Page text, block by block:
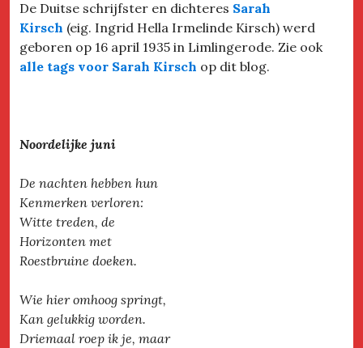
De Duitse schrijfster en dichteres Sarah
Kirsch (eig. Ingrid Hella Irmelinde Kirsch) werd
geboren op 16 april 1935 in Limlingerode. Zie ook
alle tags voor Sarah Kirsch op dit blog.
Noordelijke juni
De nachten hebben hun
Kenmerken verloren:
Witte treden, de
Horizonten met
Roestbruine doeken.
Wie hier omhoog springt,
Kan gelukkig worden.
Driemaal roep ik je, maar